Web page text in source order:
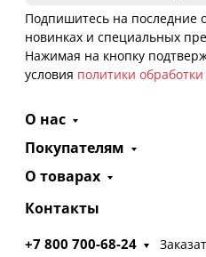
Подпишитесь на последние
новинках и специальных
Нажимая на кнопку
условия политики
О нас
Покупателям
О товарах
Контакты
+7 800 700-68-24